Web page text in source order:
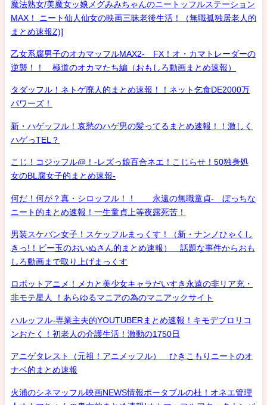
魔法熟女/美魔女ッ娘メグみみちゃんのニートッフルステーション
MAX！ ニート仙人仙女の映画三昧老後生活！（無職孤独居老人的
まとめ速報Z)]
乙女系腐男子のオカマッフルMAX2- FX！オ・カマトレーダーの
逆襲！！ 極道のオカマたち編（おもしろ動画まとめ速報）
タダッフル！ネトゲ廃人的まとめ速報！！ネット乞食DE2000万
パワーズ！
新・ハゲッフル！哀愁のハゲ男の髪ってるまとめ速報！！激しく
ハゲっTEL？
こじ！コジッフル@！-レズっ娘百合ネエ！こじらせ！50独身処
女のBL腐女子的まとめ速報-
何だ！何が？真・シロッフル！！ 永遠の無職童貞- ぼっちな
ニート的まとめ速報！一生童貞上等夜露死苦！
男装スケバン女子！スケッフルまっくす！（新・ナンノひゃくし
きっ!！ビー玉のおいぬさん的まとめ速報） 話題な事件からおも
しろ動画まで取り上げまっくす
ロボットアニメ！メカと美少女キャラだいすき永遠の非リア充・
非モテ星人 ！あらゆるマニアの為のマニアックサイト
ハルッフル-専業主夫的YOUTUBERまとめ速報！キモデブロリコ
ンおたく！初老人の介護生活！激動の1750日
アニゲタレスト（元祖！アニメッフル） ひきこもりニートのオ
ナベ的まとめ速報
火浦のシネマッフル映画NEWS情報ポータブルの杜！オネエ管理